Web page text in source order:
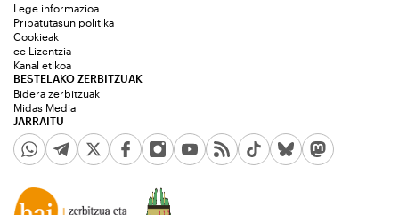
JARRAITU
Lege informazioa
Pribatutasun politika
Cookieak
cc Lizentzia
Kanal etikoa
BESTELAKO ZERBITZUAK
Bidera zerbitzuak
Midas Media